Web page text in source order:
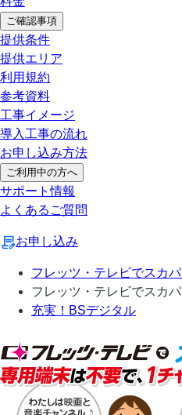
ご確認事項
提供条件
提供エリア
利用規約
参考資料
工事イメージ
導入工事の流れ
お申し込み方法
ご利用中の方へ
サポート情報
よくあるご質問
お申し込み
フレッツ・テレビでスカ
フレッツ・テレビでスカパ
充実！BSデジタル